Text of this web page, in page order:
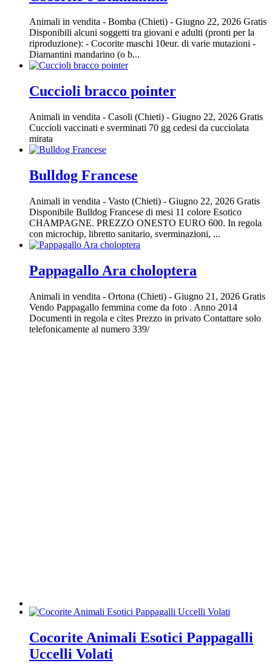
Animali in vendita - Bomba (Chieti) - Giugno 22, 2026 Gratis
Disponibili alcuni soggetti tra giovani e adulti (pronti per la
riproduzione): - Cocorite maschi 10eur. di varie mutazioni -
Diamantini mandarino (o b...
Cuccioli bracco pointer
Animali in vendita - Casoli (Chieti) - Giugno 22, 2026 Gratis
Cuccioli vaccinati e sverminati 70 gg cedesi da cucciolata
mirata
Bulldog Francese
Animali in vendita - Vasto (Chieti) - Giugno 22, 2026 Gratis
Disponibile Bulldog Francese di mesi 11 colore Esotico
CHAMPAGNE. PREZZO ONESTO EURO 600. In regola
con microchip, libretto sanitario, sverminazioni, ...
Pappagallo Ara choloptera
Animali in vendita - Ortona (Chieti) - Giugno 21, 2026 Gratis
Vendo Pappagallo femmina come da foto . Anno 2014
Documenti in regola e cites Prezzo in privato Contattare solo
telefonicamente al numero 339/
Cocorite Animali Esotici Pappagalli
Uccelli Volati